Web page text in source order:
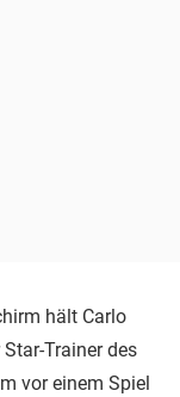
hält Carlo
Trainer des
vor einem Spiel